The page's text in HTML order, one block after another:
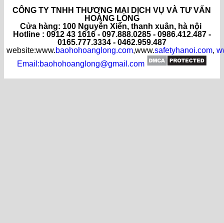
CÔNG TY TNHH THƯƠNG MẠI DỊCH VỤ VÀ TƯ VẤN
HOÀNG LONG
Cửa hàng: 100 Nguyễn Xiển, thanh xuân, hà nội
Hotline : 0912 43 1616 - 097.888.0285 - 0986.412.487 -
0165.777.3334 - 0462.959.487
website:www.baohohoanglong.com,www.safetyhanoi.com,
Email:baohohoanglong@gmail.com